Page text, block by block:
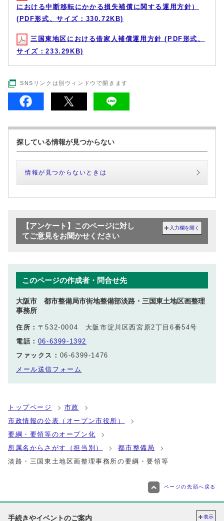
における中断移転にかかる損失補償に関する運用方針）
(PDF形式、サイズ：330.72KB)
三国東地区における借家人補償運用方針 (PDF形式、
サイズ：233.29KB)
SNSリンクは別ウィンドウで開きます
探している情報が見つからない
情報が見つからないときは
【アンケート】このページに対し
てご意見をお聞かせください
入力欄を開く
このページの作成者・問合せ先
大阪市 都市整備局市街地整備部淡路・三国東土地区画整理
事務所
住所： 〒532-0004 大阪市淀川区西宮原2丁目6番54号
電話： 06-6399-1392
ファックス： 06-6399-1476
メール送信フォーム
トップページ
市政
市政情報の公表（オープン市役所）
要綱・要領等のオープン化
所属名からさがす（担当別）
都市整備局
淡路・三国東土地区画整理事務所の要綱・要領等
ページの先頭へ戻る
手続きやイベントのご案内 表示